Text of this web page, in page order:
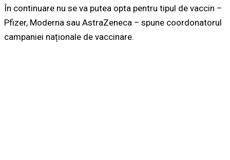
În continuare nu se va putea opta pentru tipul de vaccin –
Pfizer, Moderna sau AstraZeneca – spune coordonatorul
campaniei naționale de vaccinare.